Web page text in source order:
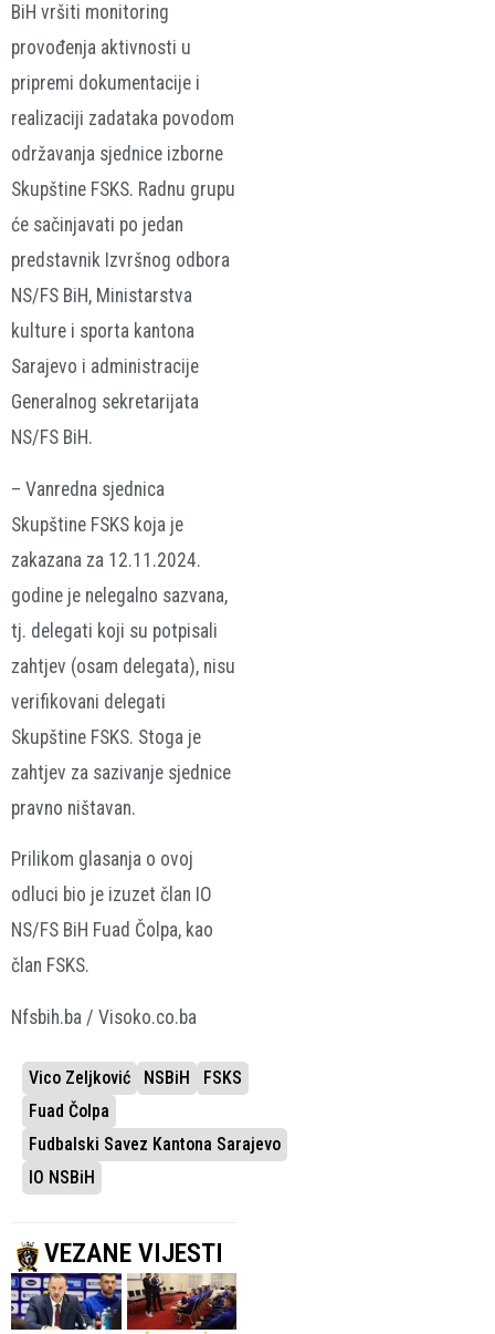
BiH vršiti monitoring
provođenja aktivnosti u
pripremi dokumentacije i
realizaciji zadataka povodom
održavanja sjednice izborne
Skupštine FSKS. Radnu grupu
će sačinjavati po jedan
predstavnik Izvršnog odbora
NS/FS BiH, Ministarstva
kulture i sporta kantona
Sarajevo i administracije
Generalnog sekretarijata
NS/FS BiH.
– Vanredna sjednica
Skupštine FSKS koja je
zakazana za 12.11.2024.
godine je nelegalno sazvana,
tj. delegati koji su potpisali
zahtjev (osam delegata), nisu
verifikovani delegati
Skupštine FSKS. Stoga je
zahtjev za sazivanje sjednice
pravno ništavan.
Prilikom glasanja o ovoj
odluci bio je izuzet član IO
NS/FS BiH Fuad Čolpa, kao
član FSKS.
Nfsbih.ba / Visoko.co.ba
Vico Zeljković NSBiH
FSKS
Fuad Čolpa
Fudbalski Savez Kantona Sarajevo
IO NSBiH
VEZANE VIJESTI